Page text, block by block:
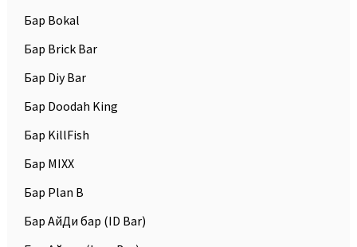
Бар Bokal
Бар Brick Bar
Бар Diy Bar
Бар Doodah King
Бар KillFish
Бар MIXX
Бар Plan B
Бар АйДи бар (ID Bar)